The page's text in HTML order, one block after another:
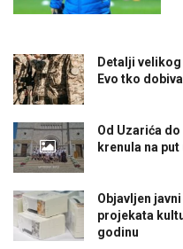
Detalji
Evo tko
Od Uzarića
krenula na
Objavljen
projekata
godinu